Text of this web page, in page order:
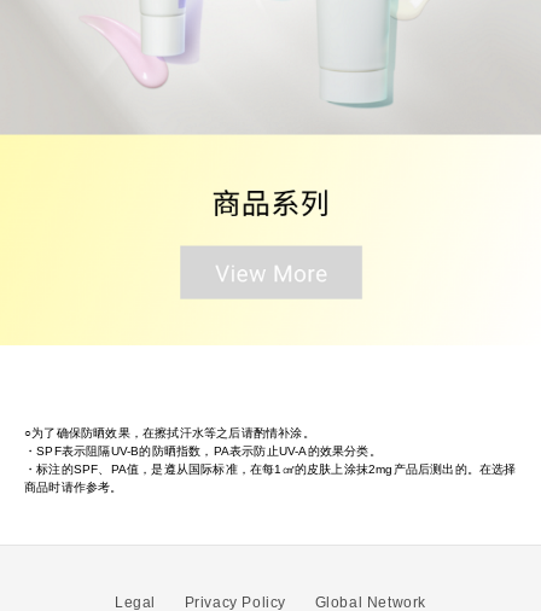
○为了确保防晒效果，在擦拭汗水等之后请酌情补涂。
・SPF表示阻隔UV-B的防晒指数，PA表示防止UV-A的效果分类。
・标注的SPF、PA值，是遵从国际标准，在每1㎠的皮肤上涂抹2mg产品后测出的。在选择
商品时请作参考。
Legal Privacy Policy Global Network